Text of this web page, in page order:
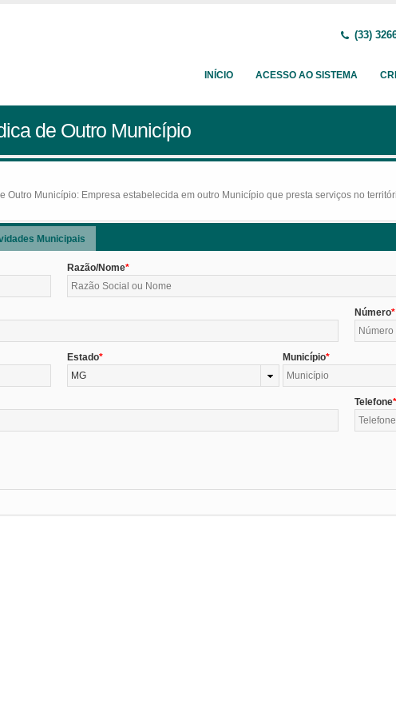
(33)
INÍCIO ACESSO AO SISTEMA
de Outro Município
Outro Município: Empresa estabelecida em outro Município que presta serviços no
Municipais
Razão/Nome
Número
Estado
MG
Município
Telefone